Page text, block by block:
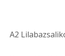
A2